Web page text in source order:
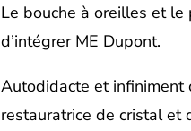
Le bouche à oreilles et
d’intégrer ME Dupont.
Autodidacte et infiniment
restauratrice de cristal et